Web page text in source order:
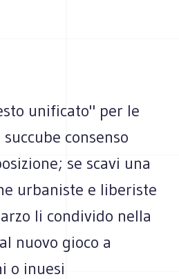
unificato" per le
consenso
se scavi una
urbaniste e liberiste
li condivido nella
nuovo gioco a
o inuesi